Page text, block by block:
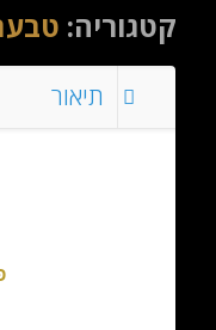
קטגוריה:
תיאור